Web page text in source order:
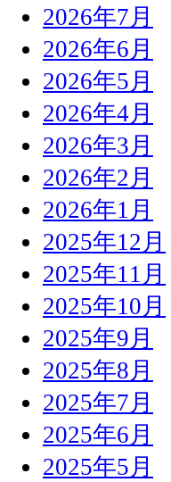
2026年7月
2026年6月
2026年5月
2026年4月
2026年3月
2026年2月
2026年1月
2025年12月
2025年11月
2025年10月
2025年9月
2025年8月
2025年7月
2025年6月
2025年5月